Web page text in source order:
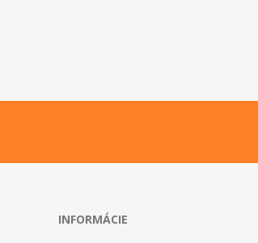
INFORMÁCIE